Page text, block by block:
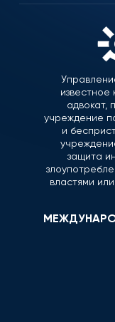
адвокат,
учреждение
и
защита
властями